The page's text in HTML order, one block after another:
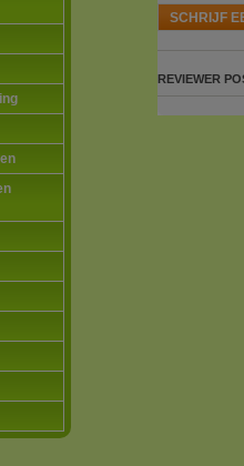
SCHRIJF
REVIEWER